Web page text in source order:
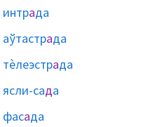
интрада
аўтастрада
тѐлеэстрада
ясли-сада
фасада